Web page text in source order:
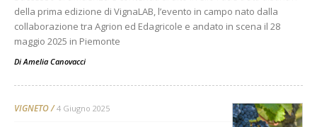
della prima edizione di VignaLAB, l’evento in campo nato dalla
collaborazione tra Agrion ed Edagricole e andato in scena il 28
maggio 2025 in Piemonte
DiAmelia Canovacci
VIGNETO 4 Giugno 2025